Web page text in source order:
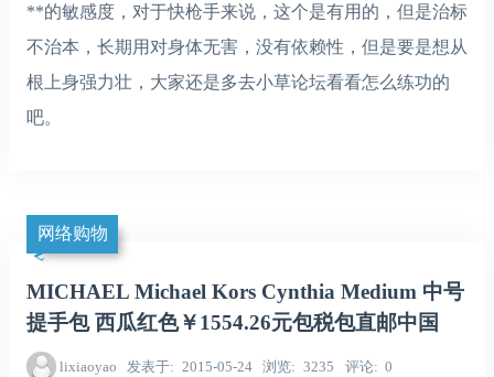
**的敏感度，对于快枪手来说，这个是有用的，但是治标
不治本，长期用对身体无害，没有依赖性，但是要是想从
根上身强力壮，大家还是多去小草论坛看看怎么练功的
吧。
网络购物
MICHAEL Michael Kors Cynthia Medium 中号
提手包 西瓜红色￥1554.26元包税包直邮中国
lixiaoyao 发表于 2015-05-24 浏览 3235 评论 0